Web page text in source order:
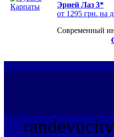
Эрней Лаз 3*
от 1295 грн. на
Современный